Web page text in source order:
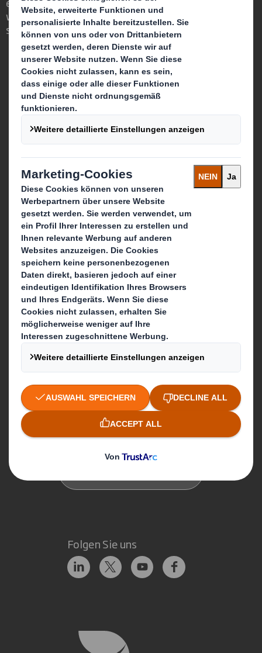
wichtige Rolle in der Welt um uns herum
spielen können.
Wer wir sind
Über DS Smith
Über International Paper
Über unseren Zusammenschluss
Nachhaltigkeit
Media
Karriere
Was wir tun
Produkte
Point of Sales Display Lösungen
Märkte
Service
Kontakt
Unsere Standorte
Folgen Sie uns